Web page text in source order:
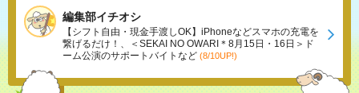
編集部イチオシ
【シフト自由・現金手渡しOK】iPhoneなどスマホの充電を
繋げるだけ！、＜SEKAI NO OWARI＊8月15日・16日＞ド
ーム公演のサポートバイトなど (8/10UP!)